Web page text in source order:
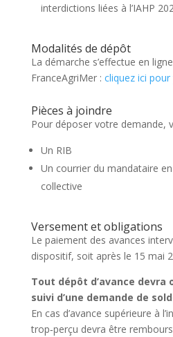
interdictions liées à l’IAHP
Modalités de dépôt
La démarche s’effectue en
FranceAgriMer : cliquez ici
Pièces à joindre
Pour déposer votre demande,
Un RIB
Un courrier du mandataire
collective
Versement et obligations
Le paiement des avances
dispositif, soit après le 15 mai
Tout dépôt d’avance
suivi d’une demande de
En cas d’avance supérieure à
trop‑perçu devra être